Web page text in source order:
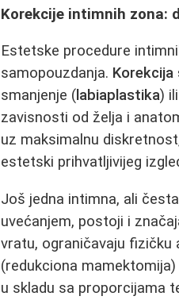
Korekcije intimnih zona:
Estetske procedure
samopouzdanja. Korekcija
smanjenje ( labiaplastika)
zavisnosti od želja i
uz maksimalnu
estetski prihvatljivijeg
Još jedna intimna, ali
uvećanjem, postoji i
vratu, ograničavaju fizičku
(redukciona
u skladu sa proporcijama